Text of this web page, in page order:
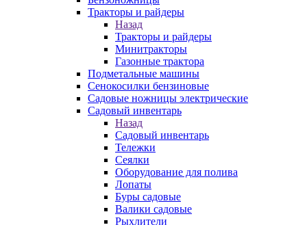
Тракторы и райдеры
Назад
Тракторы и райдеры
Минитракторы
Газонные трактора
Подметальные машины
Сенокосилки бензиновые
Садовые ножницы электрические
Садовый инвентарь
Назад
Садовый инвентарь
Тележки
Сеялки
Оборудование для полива
Лопаты
Буры садовые
Валики садовые
Рыхлители